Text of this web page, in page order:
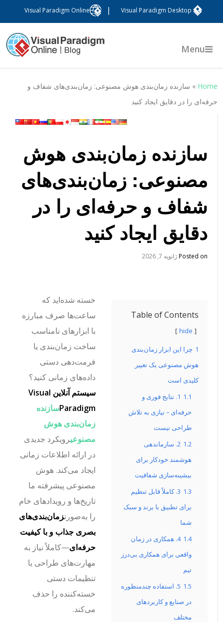
Visual Paradigm Desktop
Visual Paradigm Online
Menu
Home
» سازنده زمان‌بندی هوش مصنوعی: زمان‌بندی‌های شفاف و
حرفه‌ای را در دقایق ایجاد کنید
سازنده زمان‌بندی هوش
مصنوعی: زمان‌بندی‌های
شفاف و حرفه‌ای را در
دقایق ایجاد کنید
Posted onژانویه 7, 2026
Table of Contents
hide
چرا این ابزار زمان‌بندی
هوش مصنوعی یک تغییر
کلیدی است
1.1
1. نتایج فوری و
حرفه‌ای – نیازی به تلاش
طراحی نیست
1.2
2. سازماندهی
هوشمند خودکار برای
بیشینه‌سازی شفافیت
1.3
3. کاملاً قابل تنظیم
برای تطبیق با برند و سبک
شما
1.4
4. همکاری در زمان
واقعی برای همکاری بی‌درز
تیم
1.5
5. استفاده چندمنظوره
در صنایع و کاربردهای
مختلف
خسته شده‌اید که
ساعت‌ها صرف مبارزه
با ابزارهای نامناسب
ساخت زمان‌بندی یا
فرمت‌دهی دستی
داده‌های زمانی کنید؟
سیستم آنلاین Visual
Paradigmسازنده
زمان‌بندی هوش
مصنوعیرویکرد جدیدی
در ارائه اطلاعات زمانی
ایجاد می‌کند. هوش
مصنوعی پیشرفته ما
تاریخ‌ها و رویدادهای خام
را به‌صورتزمان‌بندی‌های
بصری جذاب و با کیفیت
حرفه‌ای—کاملاً نیاز به
مهارت‌های طراحی یا
تنظیمات دستی
خسته‌کننده را حذف
می‌کند.